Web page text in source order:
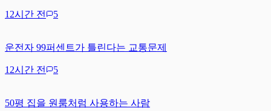
12시간 전 5
운전자 99퍼센트가 틀린다는 교통문제
12시간 전 5
50평 집을 원룸처럼 사용하는 사람